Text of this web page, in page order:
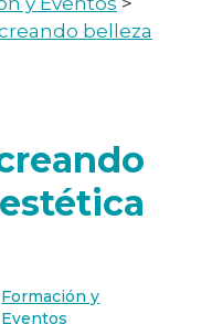
belleza
Formación y
Eventos